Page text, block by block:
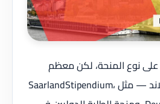
على نوع المنحة، لكن معظم
المنح في جامعة سارلاند — مثل SaarlandStipendium،